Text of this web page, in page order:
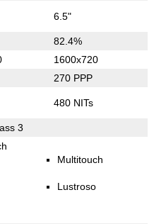
6.5"
82.4%
1600x720
270 PPP
480 NITs
3
Multitouch
Lustroso